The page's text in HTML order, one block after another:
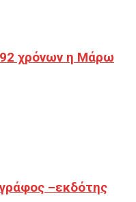
92 χρόνων η Μάρω
–εκδότης